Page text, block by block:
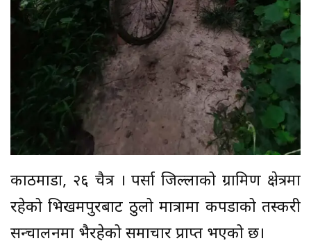
काठमाडौं, २६ चैत्र । पर्सा जिल्लाको ग्रामिण क्षेत्रमा
रहेको भिखमपुरबाट ठुलो मात्रामा कपडाको तस्करी
सन्चालनमा भैरहेको समाचार प्राप्त भएको छ।